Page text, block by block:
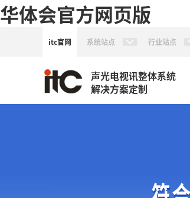
华体会官方网页版
itc官网 系统站点 行业站点
声光电视讯整体系统
解决方案定制